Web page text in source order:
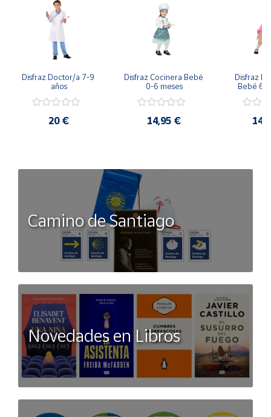
Disfraz Doctor/a 7-9
años
20 €
Disfraz Cocinera Bebé
0-6 meses
14,95 €
Disfraz
Bebé 6-
Camino de Santiago
Novedades en Libros